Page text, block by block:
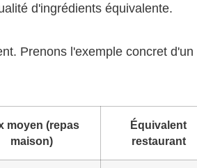
d'ingrédients équivalente.
Prenons l'exemple concret d'un
moyen (repas
maison)
Équivalent
restaurant